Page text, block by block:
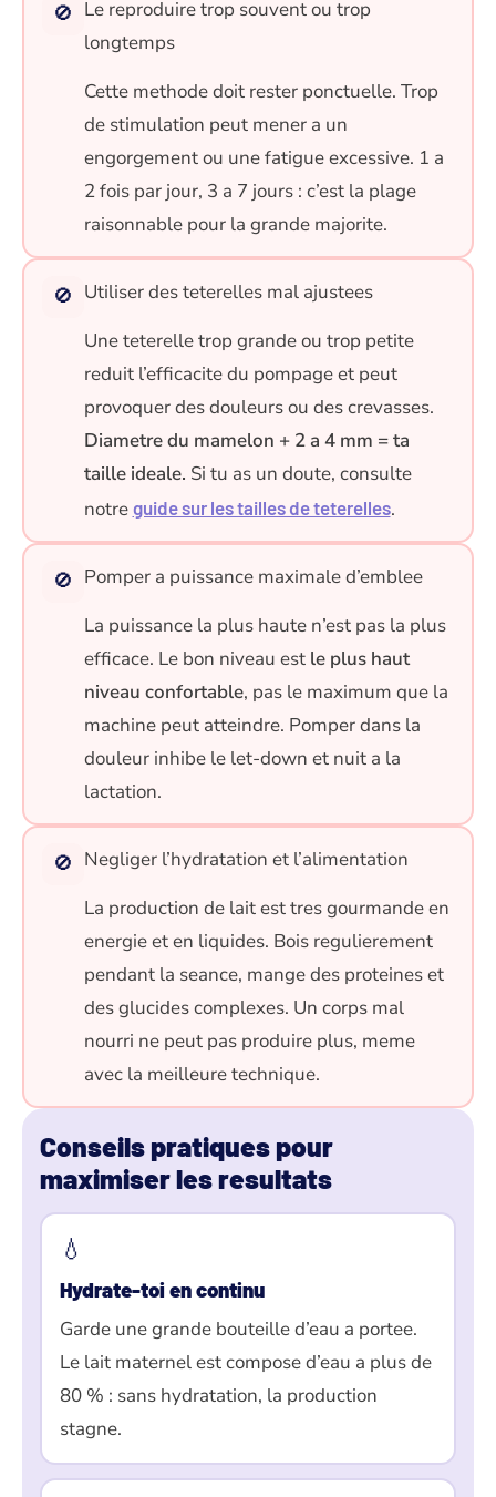
🚫 Le reproduire trop souvent ou trop
longtemps
Cette methode doit rester ponctuelle. Trop
de stimulation peut mener a un
engorgement ou une fatigue excessive. 1 a
2 fois par jour, 3 a 7 jours : c’est la plage
raisonnable pour la grande majorite.
🚫 Utiliser des teterelles mal ajustees
Une teterelle trop grande ou trop petite
reduit l’efficacite du pompage et peut
provoquer des douleurs ou des crevasses.
Diametre du mamelon + 2 a 4 mm = ta
taille ideale. Si tu as un doute, consulte
notre guide sur les tailles de teterelles.
🚫 Pomper a puissance maximale d’emblee
La puissance la plus haute n’est pas la plus
efficace. Le bon niveau est le plus haut
niveau confortable, pas le maximum que la
machine peut atteindre. Pomper dans la
douleur inhibe le let-down et nuit a la
lactation.
🚫 Negliger l’hydratation et l’alimentation
La production de lait est tres gourmande en
energie et en liquides. Bois regulierement
pendant la seance, mange des proteines et
des glucides complexes. Un corps mal
nourri ne peut pas produire plus, meme
avec la meilleure technique.
Conseils pratiques pour
maximiser les resultats
💧
Hydrate-toi en continu
Garde une grande bouteille d’eau a portee.
Le lait maternel est compose d’eau a plus de
80 % : sans hydratation, la production
stagne.